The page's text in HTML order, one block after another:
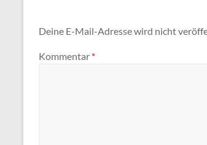
Deine E-Mail-Adresse wird nicht
Kommentar *